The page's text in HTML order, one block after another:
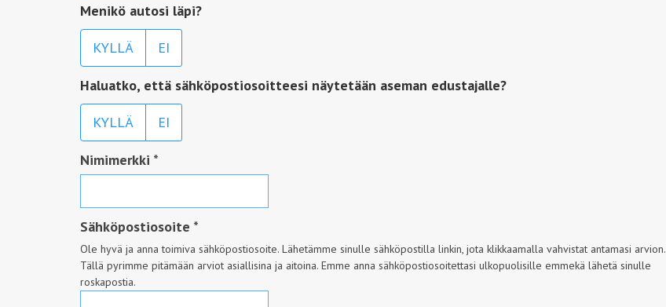
Menikö autosi läpi?
KYLLÄ EI
Haluatko, että sähköpostiosoitteesi näytetään aseman edustajalle?
KYLLÄ EI
Nimimerkki *
Sähköpostiosoite *
Ole hyvä ja anna toimiva sähköpostiosoite. Lähetämme sinulle sähköpostilla linkin, jota klikkaamalla vahvistat antamasi arvion.
Tällä pyrimme pitämään arviot asiallisina ja aitoina. Emme anna sähköpostiosoitettasi ulkopuolisille emmekä lähetä sinulle
roskapostia.